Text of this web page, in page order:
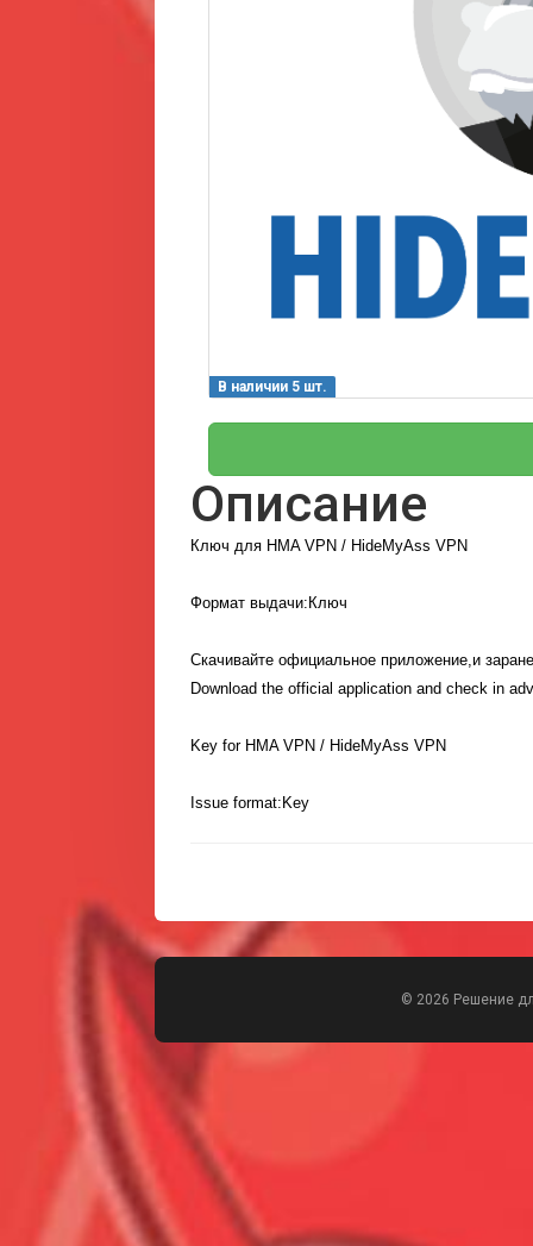
В наличии 5 шт.
Описание
Ключ для HMA VPN / HideMyAss VPN
Формат выдачи:Ключ
Скачивайте официальное приложение,и
Download the official application and check in
Key for HMA VPN / HideMyAss VPN
Issue format:Key
© 2026 Решение